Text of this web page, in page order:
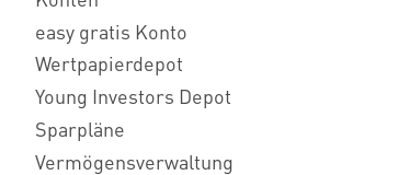
easy gratis Konto
Wertpapierdepot
Young Investors Depot
Sparpläne
Vermögensverwaltung